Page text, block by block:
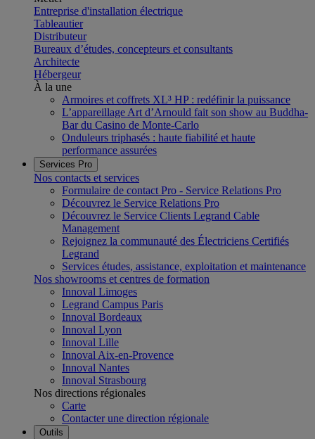
Entreprise d'installation électrique
Tableautier
Distributeur
Bureaux d’études, concepteurs et consultants
Architecte
Hébergeur
À la une
Armoires et coffrets XL³ HP : redéfinir la puissance
L’appareillage Art d’Arnould fait son show au Buddha-
Bar du Casino de Monte-Carlo
Onduleurs triphasés : haute fiabilité et haute
performance assurées
Services Pro
Nos contacts et services
Formulaire de contact Pro - Service Relations Pro
Découvrez le Service Relations Pro
Découvrez le Service Clients Legrand Cable
Management
Rejoignez la communauté des Électriciens Certifiés
Legrand
Services études, assistance, exploitation et maintenance
Nos showrooms et centres de formation
Innoval Limoges
Legrand Campus Paris
Innoval Bordeaux
Innoval Lyon
Innoval Lille
Innoval Aix-en-Provence
Innoval Nantes
Innoval Strasbourg
Nos directions régionales
Carte
Contacter une direction régionale
Outils